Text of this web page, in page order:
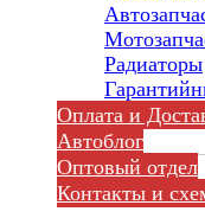
Радиаторы
Оплата и
Автоблог
Оптовый отдел
Контакты и